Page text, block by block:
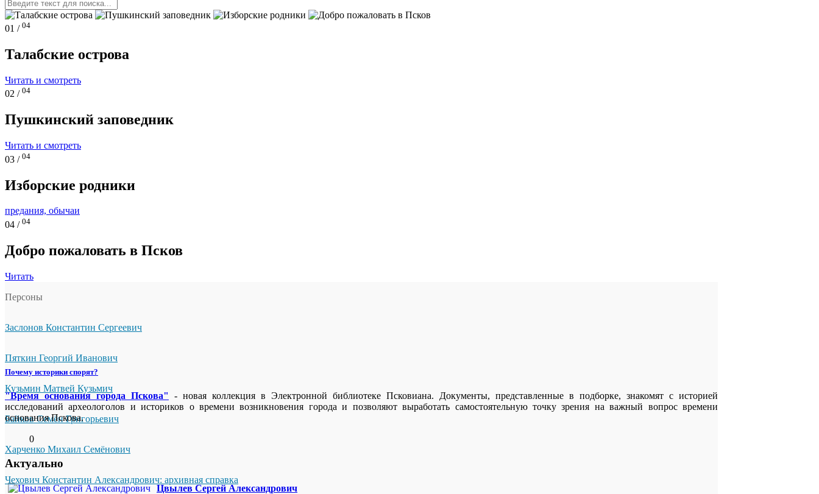
01 / 04
Талабские острова
Читать и смотреть
02 / 04
Пушкинский заповедник
Читать и смотреть
03 / 04
Изборские родники
предания, обычаи
04 / 04
Добро пожаловать в Псков
Читать
Персоны
Заслонов Константин Сергеевич
Пяткин Георгий Иванович
Кузьмин Матвей Кузьмич
Байков Семён Григорьевич
Харченко Михаил Семёнович
Чехович Константин Александрович: архивная справка
Почему историки спорят?
"Время основания города Пскова"
- новая коллекция в Электронной библиотеке Псковиана. Документы, представленные в подборке, знакомят с историей
исследований археологолов и историков о времени возникновения города и позволяют выработать самостоятельную точку зрения на важный вопрос времени
основания Пскова.
0
Актуально
Цвылев Сергей Александрович